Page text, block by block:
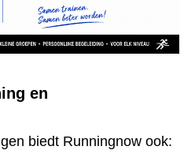
en
biedt Runningnow ook: